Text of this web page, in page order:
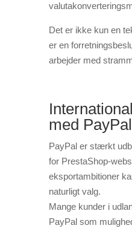
Det er ikke kun en
er en
arbejder med
med
PayPal er stærkt
for PrestaShop-
eksportambitioner
naturligt valg.
Mange kunder i
PayPal som